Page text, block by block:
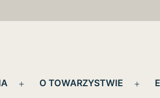
Rozwiń
O TOWARZYSTWIE